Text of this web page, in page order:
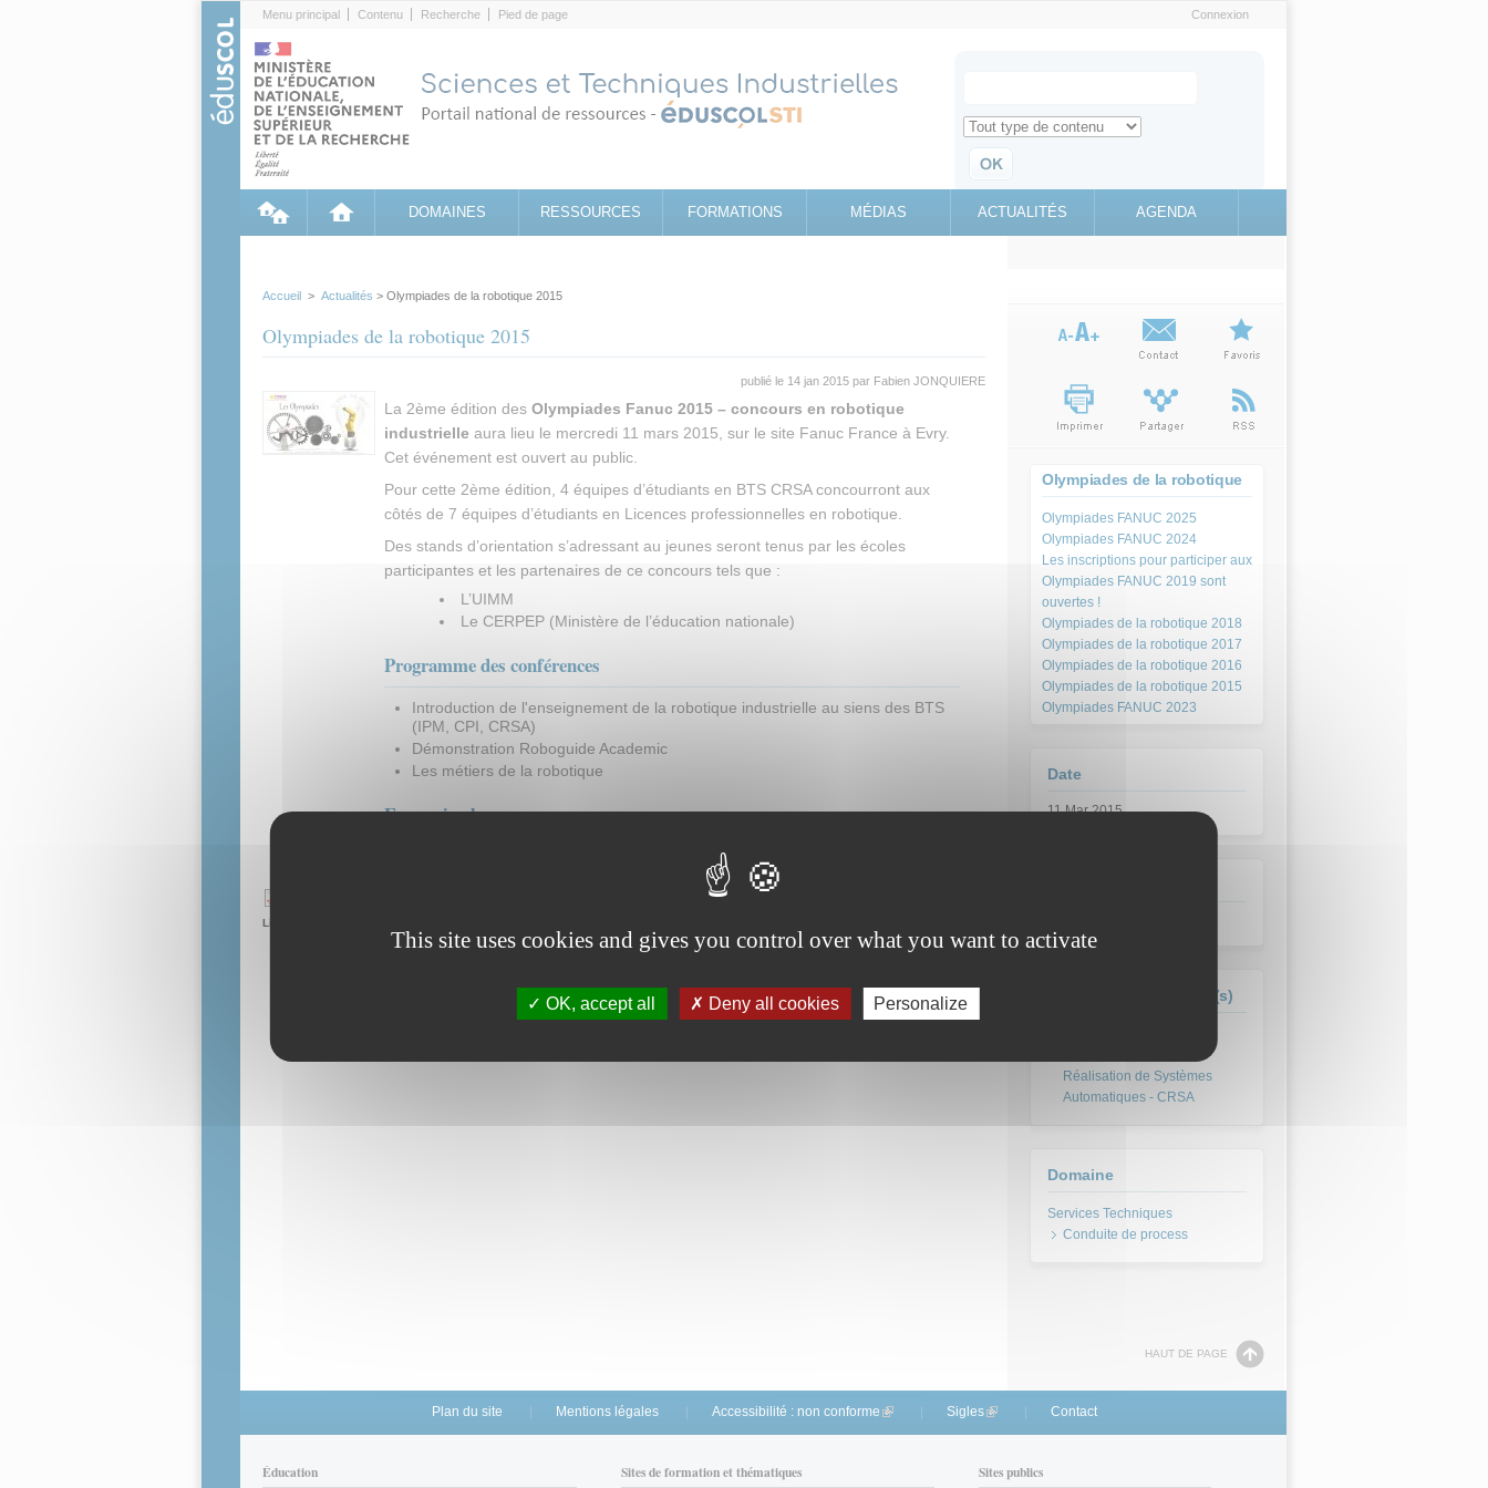
Menu principal Contenu Recherche Pied de page Connexion
Search for
Retrouvez toute l'information sur le site education.gouv.fr
DOMAINES RESSOURCES FORMATIONS MÉDIAS ACTUALITÉS AGENDA
Accueil > Actualités > Olympiades de la robotique 2015
Olympiades de la robotique 2015
publié le 14 jan 2015 par Fabien JONQUIERE
La 2ème édition des Olympiades Fanuc 2015 – concours en robotique
industrielle aura lieu le mercredi 11 mars 2015, sur le site Fanuc France à Evry.
Cet événement est ouvert au public.
Pour cette 2ème édition, 4 équipes d’étudiants en BTS CRSA concourront aux
côtés de 7 équipes d’étudiants en Licences professionnelles en robotique.
Des stands d’orientation s’adressant au jeunes seront tenus par les écoles
participantes et les partenaires de ce concours tels que :
L’UIMM
Le CERPEP (Ministère de l’éducation nationale)
Programme des conférences
Introduction de l'enseignement de la robotique industrielle au siens des BTS
(IPM, CPI, CRSA)
Démonstration Roboguide Academic
Les métiers de la robotique
En savoir plus :
Lien(s) :
Olympiades de la robotique
Olympiades FANUC 2025
Olympiades FANUC 2024
Les inscriptions pour participer aux
Olympiades FANUC 2019 sont
ouvertes !
Olympiades de la robotique 2018
Olympiades de la robotique 2017
Olympiades de la robotique 2016
Olympiades de la robotique 2015
Olympiades FANUC 2023
Date
11 Mar 2015
Formation(s) concernée(s)
Réalisation de Systèmes
Automatiques - CRSA
Domaine
Conduite de process
HAUT DE PAGE
Plan du site Mentions légales Accessibilité : non conforme (link is external)
Sigles(link is external)
Contact
Éducation Sites de formation et thématiques Sites publics
This site uses cookies and gives you control over what you want to activate
OK, accept all Deny all cookies Personalize